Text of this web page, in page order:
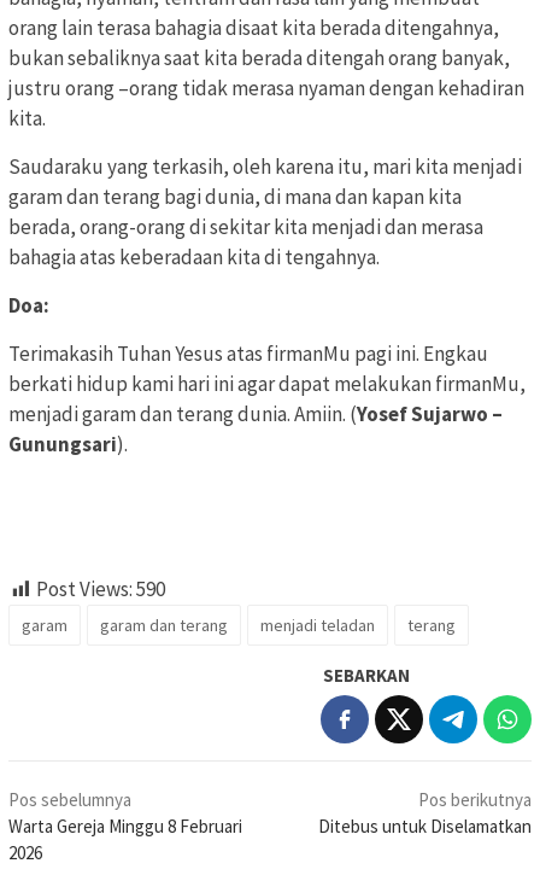
orang lain terasa bahagia disaat kita berada ditengahnya,
bukan sebaliknya saat kita berada ditengah orang banyak,
justru orang –orang tidak merasa nyaman dengan kehadiran
kita.
Saudaraku yang terkasih, oleh karena itu, mari kita menjadi
garam dan terang bagi dunia, di mana dan kapan kita
berada, orang-orang di sekitar kita menjadi dan merasa
bahagia atas keberadaan kita di tengahnya.
Doa:
Terimakasih Tuhan Yesus atas firmanMu pagi ini. Engkau
berkati hidup kami hari ini agar dapat melakukan firmanMu,
menjadi garam dan terang dunia. Amiin. (Yosef Sujarwo –
Gunungsari).
Post Views:590
garam garam dan terang menjadi teladan terang
SEBARKAN
Navigasi
pos
Pos sebelumnya
Warta Gereja Minggu 8 Februari
2026
Pos berikutnya
Ditebus untuk Diselamatkan